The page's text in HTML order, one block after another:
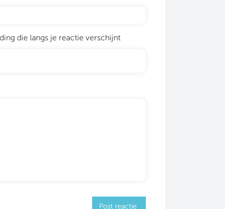
die langs je reactie verschijnt
Post reactie